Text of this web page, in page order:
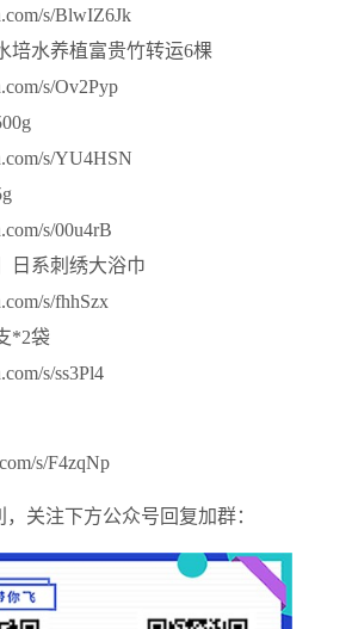
s/BlwIZ6Jk
培水养植富贵竹转运6棵
s/Ov2Pyp
s/YU4HSN
s/00u4rB
日系刺绣大浴巾
s/fhhSzx
*2袋
s/ss3Pl4
s/F4zqNp
关注下方公众号回复加群：